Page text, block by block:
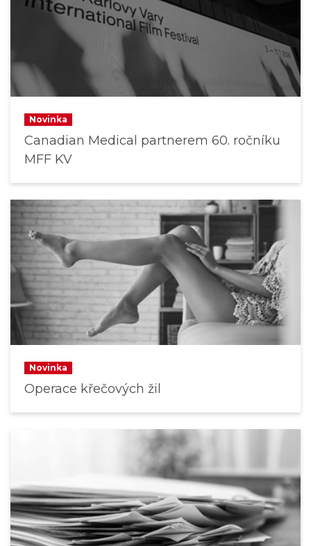
Novinka
Canadian Medical partnerem 60. ročníku
MFF KV
Novinka
Operace křečových žil